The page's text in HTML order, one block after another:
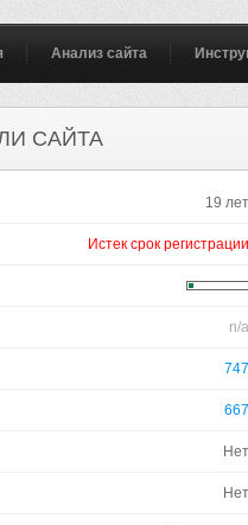
Анализ сайта
САЙТА
19 лет
Истек срок регистрации
n/a
747
667
Нет
Нет